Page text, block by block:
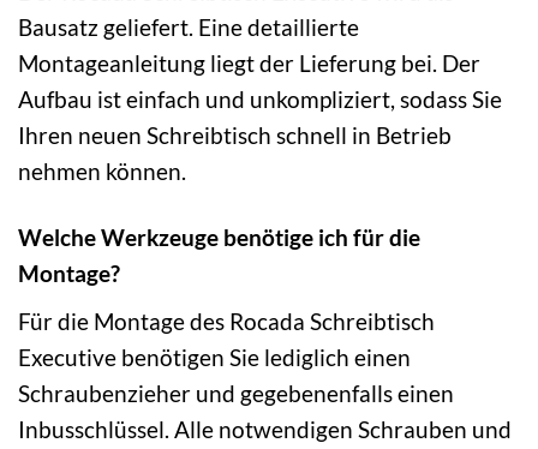
Bausatz geliefert. Eine detaillierte
Montageanleitung liegt der Lieferung bei. Der
Aufbau ist einfach und unkompliziert, sodass Sie
Ihren neuen Schreibtisch schnell in Betrieb
nehmen können.
Welche Werkzeuge benötige ich für die
Montage?
Für die Montage des Rocada Schreibtisch
Executive benötigen Sie lediglich einen
Schraubenzieher und gegebenenfalls einen
Inbusschlüssel. Alle notwendigen Schrauben und